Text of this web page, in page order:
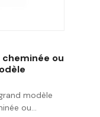
ou
modèle
ou...